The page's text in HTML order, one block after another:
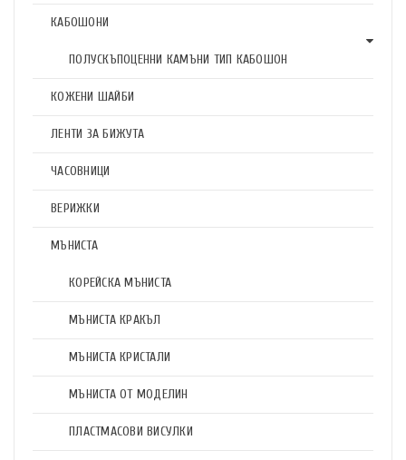
КАБОШОНИ
ПОЛУСКЪПОЦЕННИ КАМЪНИ ТИП КАБОШОН
КОЖЕНИ ШАЙБИ
ЛЕНТИ ЗА БИЖУТА
ЧАСОВНИЦИ
ВЕРИЖКИ
МЪНИСТА
КОРЕЙСКА МЪНИСТА
МЪНИСТА КРАКЪЛ
МЪНИСТА КРИСТАЛИ
МЪНИСТА ОТ МОДЕЛИН
ПЛАСТМАСОВИ ВИСУЛКИ